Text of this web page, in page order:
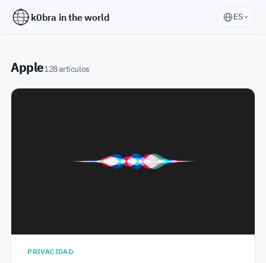
k0bra in the world ES
Apple128 artículos
PRIVACIDAD